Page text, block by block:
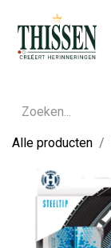
Alle producten